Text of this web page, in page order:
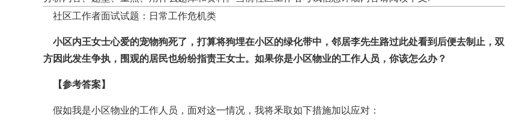
社区工作者面试试题：日常工作危机类
小区内王女士心爱的宠物狗死了，打算将狗埋在小区的绿化带中，邻居李先生路过此处看到后便去制止，双
方因此发生争执，围观的居民也纷纷指责王女士。如果你是小区物业的工作人员，你该怎么办？
【参考答案】
假如我是小区物业的工作人员，面对这一情况，我将釆取如下措施加以应对：